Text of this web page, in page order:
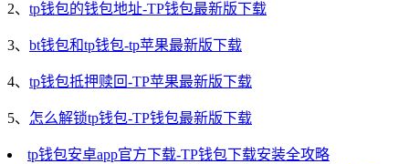
2、 tp钱包的钱包地址-TP钱包最新版下载
3、 bt钱包和tp钱包-tp苹果最新版下载
4、 tp钱包抵押赎回-TP苹果最新版下载
5、 怎么解锁tp钱包-TP钱包最新版下载
tp钱包安卓app官方下载-TP钱包下载安装全攻略